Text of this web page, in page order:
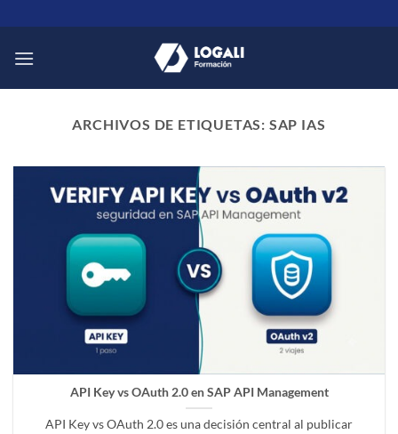
al
contenido
ARCHIVOS DE ETIQUETAS: SAP IAS
API Key vs OAuth 2.0 en SAP API Management
API Key vs OAuth 2.0 es una decisión central al publicar